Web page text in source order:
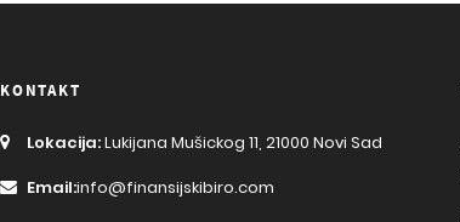
KONTAKT
Lokacija:Lukijana Mušickog 11, 21000 Novi Sad
Email:info@finansijskibiro.com